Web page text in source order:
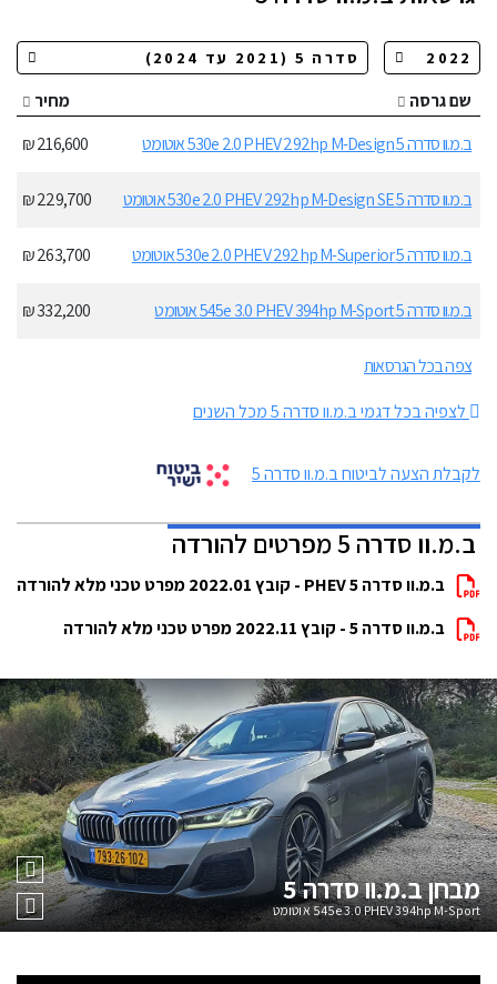
שם גרסה
מחיר
ב.מ.וו סדרה 5 530e 2.0 PHEV 292hp M-Design אוטומט
216,600 ₪
ב.מ.וו סדרה 5 530e 2.0 PHEV 292hp M-Design SE אוטומט 229,700 ₪
ב.מ.וו סדרה 5 530e 2.0 PHEV 292hp M-Superior אוטומט 263,700 ₪
ב.מ.וו סדרה 5 545e 3.0 PHEV 394hp M-Sport אוטומט 332,200 ₪
צפה בכל הגרסאות
לצפיה בכל דגמי ב.מ.וו סדרה 5 מכל השנים
לקבלת הצעה לביטוח ב.מ.וו סדרה 5
ב.מ.וו סדרה 5 מפרטים להורדה
ב.מ.וו סדרה 5 PHEV - קובץ 2022.01 מפרט טכני מלא להורדה
ב.מ.וו סדרה 5 - קובץ 2022.11 מפרט טכני מלא להורדה
מבחןב.מ.וו סדרה 5
545e 3.0 PHEV 394hp M-Sport אוטומט